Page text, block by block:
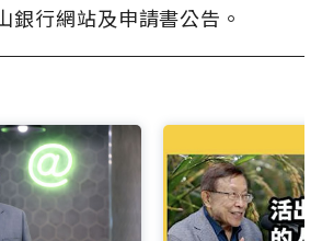
銀行網站及申請書公告。